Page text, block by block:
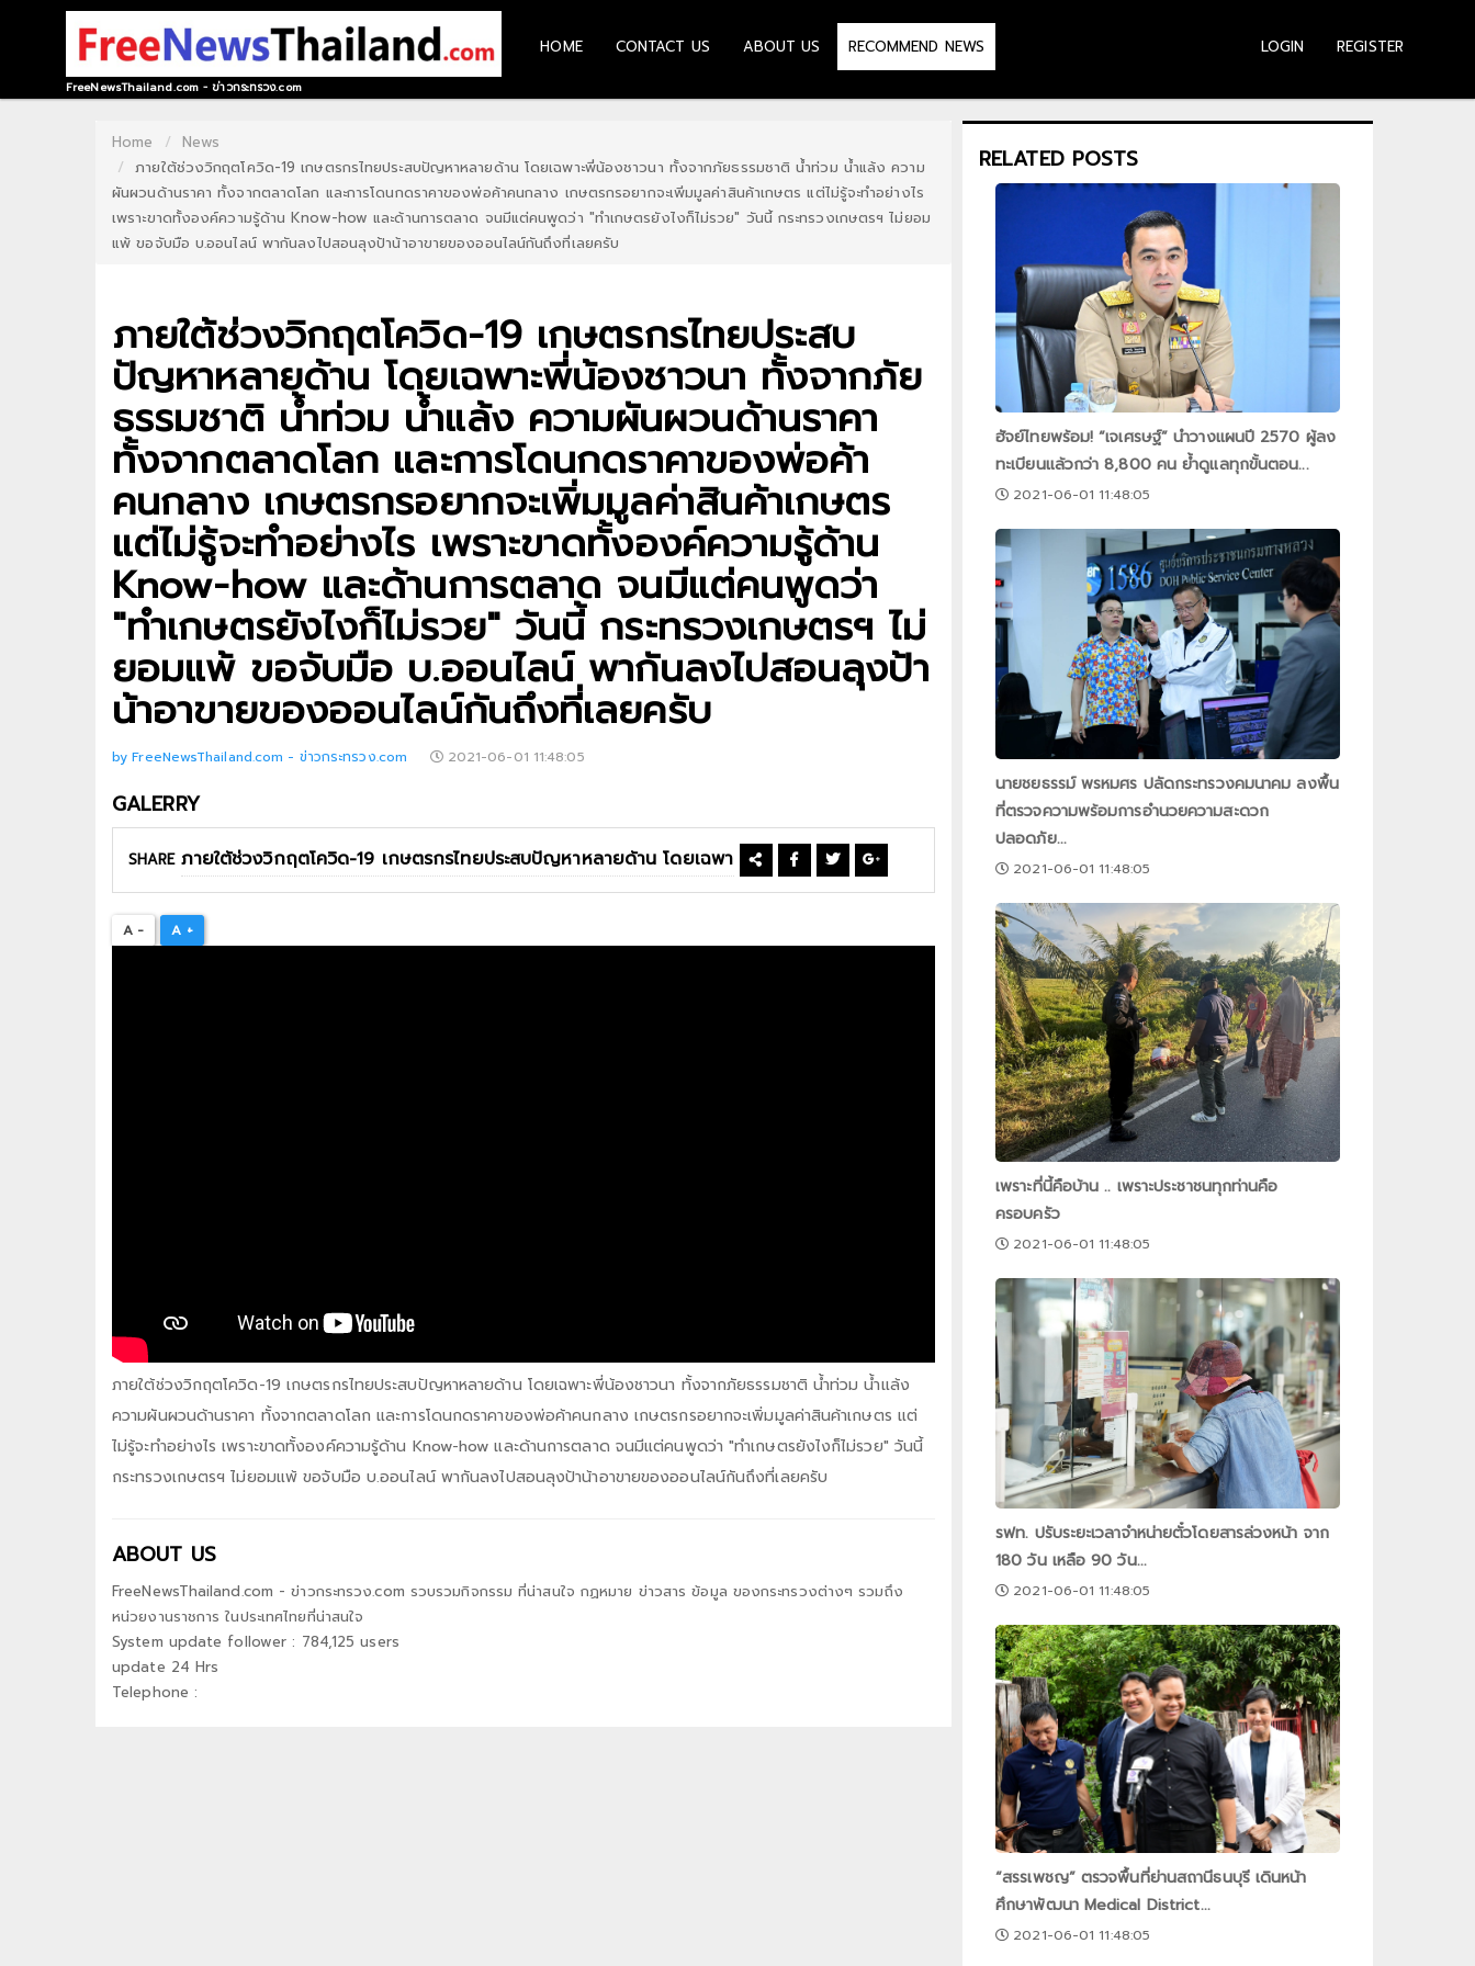
HOME
CONTACT
REGISTER
FreeNewsThailand.com - ข่าวกระทรวง.com
HOME CONTACT US ABOUT US RECOMMEND NEWS LOGIN REGISTER
Home
News
ภายใต้ช่วงวิกฤตโควิด-19 เกษตรกรไทยประสบปัญหาหลายด้าน โดยเฉพาะพี่น้องชาวนา ทั้งจากภัยธรรมชาติ น้ำท่วม น้ำแล้ง ความ
ผันผวนด้านราคา ทั้งจากตลาดโลก และการโดนกดราคาของพ่อค้าคนกลาง เกษตรกรอยากจะเพิ่มมูลค่าสินค้าเกษตร แต่ไม่รู้จะทำอย่างไร
เพราะขาดทั้งองค์ความรู้ด้าน Know-how และด้านการตลาด จนมีแต่คนพูดว่า "ทำเกษตรยังไงก็ไม่รวย" วันนี้ กระทรวงเกษตรฯ ไม่ยอม
แพ้ ขอจับมือ บ.ออนไลน์ พากันลงไปสอนลุงป้าน้าอาขายของออนไลน์กันถึงที่เลยครับ
ภายใต้ช่วงวิกฤตโควิด-19 เกษตรกรไทยประสบ
ปัญหาหลายด้าน โดยเฉพาะพี่น้องชาวนา ทั้งจากภัย
ธรรมชาติ น้ำท่วม น้ำแล้ง ความผันผวนด้านราคา
ทั้งจากตลาดโลก และการโดนกดราคาของพ่อค้า
คนกลาง เกษตรกรอยากจะเพิ่มมูลค่าสินค้าเกษตร
แต่ไม่รู้จะทำอย่างไร เพราะขาดทั้งองค์ความรู้ด้าน
Know-how และด้านการตลาด จนมีแต่คนพูดว่า
"ทำเกษตรยังไงก็ไม่รวย" วันนี้ กระทรวงเกษตรฯ ไม่
ยอมแพ้ ขอจับมือ บ.ออนไลน์ พากันลงไปสอนลุงป้า
น้าอาขายของออนไลน์กันถึงที่เลยครับ
by FreeNewsThailand.com - ข่าวกระทรวง.com 2021-06-01 11:48:05
GALERRY
SHARE
A - A +
ภายใต้ช่วงวิกฤตโควิด-19 เกษตรกรไทยประสบปัญหาหลายด้าน โดยเฉพาะพี่น้องชาวนา ทั้งจากภัยธรรมชาติ น้ำท่วม น้ำแล้ง
ความผันผวนด้านราคา ทั้งจากตลาดโลก และการโดนกดราคาของพ่อค้าคนกลาง เกษตรกรอยากจะเพิ่มมูลค่าสินค้าเกษตร แต่
ไม่รู้จะทำอย่างไร เพราะขาดทั้งองค์ความรู้ด้าน Know-how และด้านการตลาด จนมีแต่คนพูดว่า "ทำเกษตรยังไงก็ไม่รวย" วันนี้
กระทรวงเกษตรฯ ไม่ยอมแพ้ ขอจับมือ บ.ออนไลน์ พากันลงไปสอนลุงป้าน้าอาขายของออนไลน์กันถึงที่เลยครับ
ABOUT US
FreeNewsThailand.com - ข่าวกระทรวง.com รวบรวมกิจกรรม ที่น่าสนใจ กฏหมาย ข่าวสาร ข้อมูล ของกระทรวงต่างๆ รวมถึง
หน่วยงานราชการ ในประเทศไทยที่น่าสนใจ
System update follower : 784,125 users
update 24 Hrs
Telephone :
RELATED POSTS
ฮัจย์ไทยพร้อม! “เจเศรษฐ์” นำวางแผนปี 2570 ผู้ลง
ทะเบียนแล้วกว่า 8,800 คน ย้ำดูแลทุกขั้นตอน...
2021-06-01 11:48:05
นายชยธรรม์ พรหมศร ปลัดกระทรวงคมนาคม ลงพื้น
ที่ตรวจความพร้อมการอำนวยความสะดวก
ปลอดภัย...
2021-06-01 11:48:05
เพราะที่นี้คือบ้าน .. เพราะประชาชนทุกท่านคือ
ครอบครัว
2021-06-01 11:48:05
รฟท. ปรับระยะเวลาจำหน่ายตั๋วโดยสารล่วงหน้า จาก
180 วัน เหลือ 90 วัน...
2021-06-01 11:48:05
“สรรเพชญ” ตรวจพื้นที่ย่านสถานีธนบุรี เดินหน้า
ศึกษาพัฒนา Medical District...
2021-06-01 11:48:05